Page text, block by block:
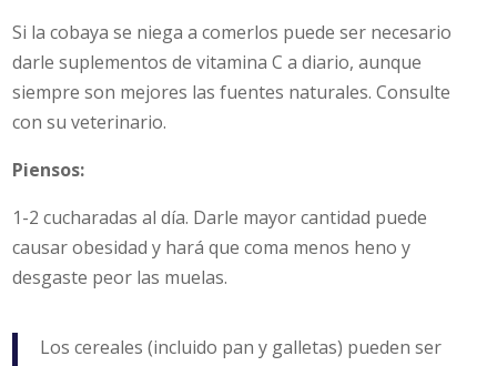
Si la cobaya se niega a comerlos puede ser necesario
darle suplementos de vitamina C a diario, aunque
siempre son mejores las fuentes naturales. Consulte
con su veterinario.
Piensos:
1-2 cucharadas al día. Darle mayor cantidad puede
causar obesidad y hará que coma menos heno y
desgaste peor las muelas.
Los cereales (incluido pan y galletas) pueden ser